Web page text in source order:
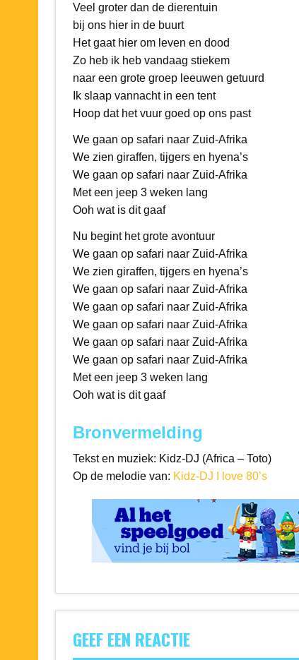
Veel groter dan de dierentuin
bij ons hier in de buurt
Het gaat hier om leven en dood
Zo heb ik heb vandaag stiekem
naar een grote groep leeuwen getuurd
Ik slaap vannacht in een tent
Hoop dat het vuur goed op ons past
We gaan op safari naar Zuid-Afrika
We zien giraffen, tijgers en hyena’s
We gaan op safari naar Zuid-Afrika
Met een jeep 3 weken lang
Ooh wat is dit gaaf
Nu begint het grote avontuur
We gaan op safari naar Zuid-Afrika
We zien giraffen, tijgers en hyena’s
We gaan op safari naar Zuid-Afrika
We gaan op safari naar Zuid-Afrika
We gaan op safari naar Zuid-Afrika
We gaan op safari naar Zuid-Afrika
We gaan op safari naar Zuid-Afrika
Met een jeep 3 weken lang
Ooh wat is dit gaaf
Bronvermelding
Tekst en muziek: Kidz-DJ (Africa – Toto)
Op de melodie van: Kidz-DJ I love 80’s
GEEF EEN REACTIE